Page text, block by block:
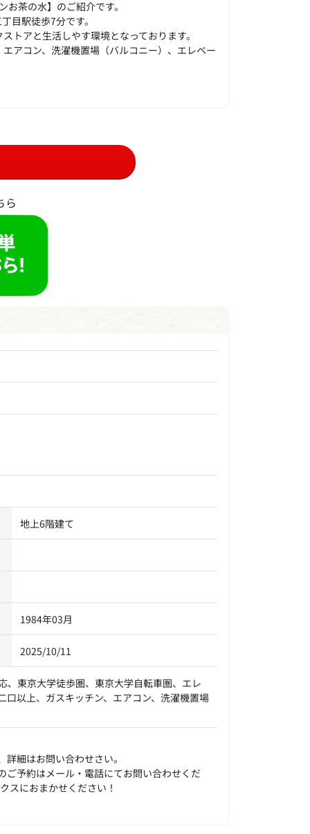
茶の水】のご紹介です。
目駅徒歩7分です。
トアと生活しやす環境となっております。
アコン、洗濯機置場（バルコニー）、エレベー
ら
地上6階建て
1984年03月
2025/10/11
、東京大学徒歩圏、東京大学自転車圏、エレ
以上、ガスキッチン、エアコン、洗濯機置場
細はお問い合わせさい。
予約はメール・電話にてお問い合わせくだ
スにおまかせください！